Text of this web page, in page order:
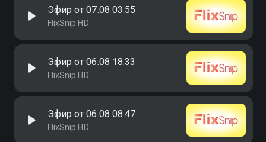
Эфир от 07.08 03:55
FlixSnip HD
Эфир от 06.08 18:33
FlixSnip HD
Эфир от 06.08 08:47
FlixSnip HD